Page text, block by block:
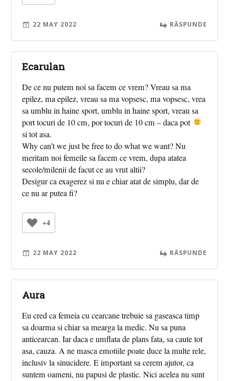
22 MAY 2022 RĂSPUNDE
Ecarulan
De ce nu putem noi sa facem ce vrem? Vreau sa ma
epilez, ma epilez, vreau sa ma vopsesc, ma vopsesc, vrea
sa umblu in haine sport, umblu in haine sport, vreau sa
port tocuri de 10 cm, por tocuri de 10 cm – daca pot
si tot asa.
Why can’t we just be free to do what we want? Nu
meritam noi femeile sa facem ce vrem, dupa atatea
secole/milenii de facut ce au vrut altii?
Desigur ca exagerez si nu e chiar atat de simplu, dar de
ce nu ar putea fi?
+4
22 MAY 2022 RĂSPUNDE
Aura
Eu cred ca femeia cu cearcane trebuie sa gaseasca timp
sa doarma si chiar sa mearga la medic. Nu sa puna
anticearcan. Iar daca e umflata de plans fata, sa caute tot
asa, cauza. A ne masca emotiile poate duce la multe rele,
inclusiv la sinucidere. E important sa cerem ajutor, ca
suntem oameni, nu papusi de plastic. Nici acelea nu sunt